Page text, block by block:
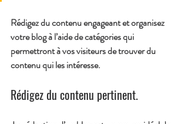
Rédigez du contenu engageant et organisez
votre blog à l’aide de catégories qui
permettront à vos visiteurs de trouver du
contenu qui les intéresse.
Rédigez du contenu pertinent.